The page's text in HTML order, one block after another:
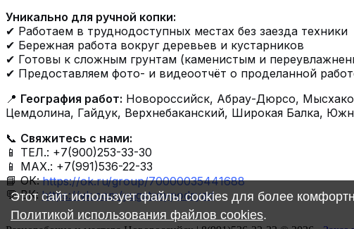
Уникально для ручной копки:
✔ Работаем в труднодоступных местах без заезда техники
✔ Бережная работа вокруг деревьев и кустарников
✔ Готовы к сложным грунтам (каменистым и
✔ Предоставляем фото- и видеоотчёт о проделанной
📍 География работ: Новороссийск, Абрау-Дюрсо,
Цемдолина, Гайдук, Верхнебаканский, Широкая Балка,
📞 Свяжитесь с нами:
📱 ТЕЛ.: +7(900)253-33-30
📱 МАХ.: +7(991)536-22-33
📘 ОК: https://ok.ru/group/70000035441688
💬 ВК: https://vk.com/yugstroypodryad
Этот сайт использует файлы cookies для более
Политикой использования файлов cookies.